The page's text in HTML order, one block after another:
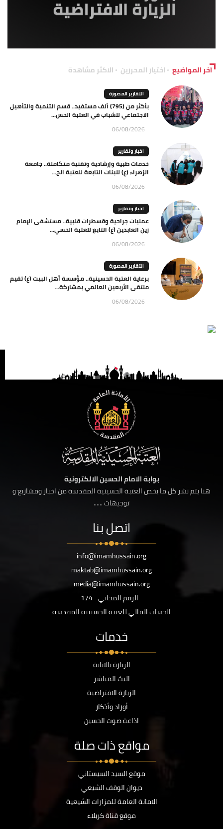
آخر المواضيع اختيار المحررين الاكثر مشاهدة
التقارير المصورة
بأكثر من (795) ألف مستفيد.. قسم التنمية والتأهيل
الاجتماعي للشباب في العتبة الحس...
06/08/2026
اخبار وتقارير
خدمات طبية وإرشادية وتقنية متكاملة.. جامعة
الزهراء (ع) للبنات التابعة للعتبة الح...
06/08/2026
اخبار وتقارير
عمليات جراحية وقسطرات قلبية.. مستشفى الإمام
زين العابدين (ع) التابع للعتبة الحسي...
06/08/2026
التقارير المصورة
برعاية العتبة الحسينية.. مؤسسة أهل البيت (ع) تقيم
ملتقى الأربعين العالمي بمشاركة...
06/08/2026
بوابة الامام الحسين الالكترونية
هنا يتم نشر كل ما يخص العتبة الحسينية المقدسة من اخبار ومشاريع و
توجيهات ......
اتصل بنا
info@imamhussain.org
maktab@imamhussain.org
media@imamhussain.org
الرقم المجاني 174
الحساب المالي للعتبة الحسينية المقدسة
خدمات
الزيارة بالانابة
البث المباشر
الزيارة الافتراضية
أوراد وأذكار
اذاعة صوت الحسين
مواقع ذات صلة
موقع السيد السيستاني
ديوان الوقف الشيعي
الامانة العامة للمزارات الشيعية
موقع قناة كربلاء